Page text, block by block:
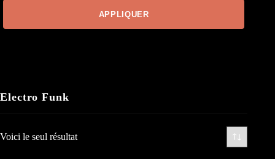
Electro Funk
Voici le seul résultat
APPLIQUER